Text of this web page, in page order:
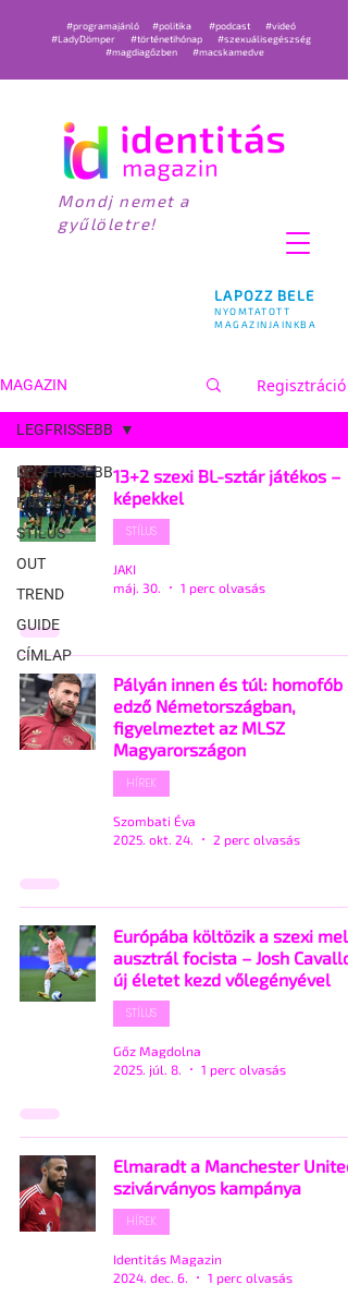
LAPOZZ BELE
NYOMTATOTT
MAGAZINJAINKBA
#programajánló #politika #podcast
#videó
#LadyDömper
#történetihónap
#szexuálisegészség
#magdiagőzben
#macskamedve
Mondj nemet a
gyűlöletre!
MAGAZIN Regisztráció
LEGFRISSEBB
HÍREK
STÍLUS
OUT
TREND
GUIDE
CÍMLAP
LEGFRISSEBB
13+2 szexi BL-sztár játékos –
képekkel
STÍLUS
JAKI
máj. 30.
1 perc olvasás
Pályán innen és túl: homofób
edző Németországban,
figyelmeztet az MLSZ
Magyarországon
HÍREK
Szombati Éva
2025. okt. 24.
2 perc olvasás
Európába költözik a szexi
ausztrál focista – Josh Cavallo
új életet kezd vőlegényével
STÍLUS
Gőz Magdolna
2025. júl. 8.
1 perc olvasás
Elmaradt a Manchester United
szivárványos kampánya
HÍREK
Identitás Magazin
2024. dec. 6.
1 perc olvasás